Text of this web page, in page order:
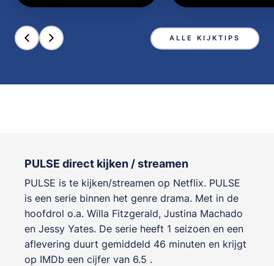
ALLE KIJKTIPS
PULSE direct kijken / streamen
PULSE is te kijken/streamen op Netflix. PULSE
is een serie binnen het genre drama. Met in de
hoofdrol o.a. Willa Fitzgerald, Justina Machado
en Jessy Yates. De serie heeft 1 seizoen en een
aflevering duurt gemiddeld 46 minuten en krijgt
op IMDb een cijfer van 6.5 .